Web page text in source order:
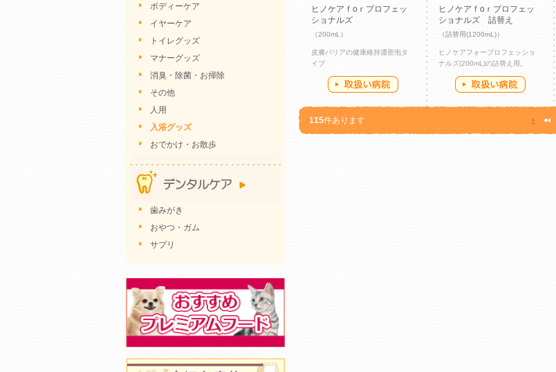
ヒノケアｆоｒプロフェッ
ショナルズ
（200mL）
皮膚バリアの健康維持濃密泡タ
イプ
ヒノケアｆоｒプロフェッ
ショナルズ 詰替え
（詰替用(1200mL)）
ヒノケアフォープロフェッショ
ナルズ(200mL)の詰替え用。
115件あります ：
ボディーケア
イヤーケア
トイレグッズ
マナーグッズ
消臭・除菌・お掃除
その他
人用
入浴グッズ
おでかけ・お散歩
歯みがき
おやつ・ガム
サプリ